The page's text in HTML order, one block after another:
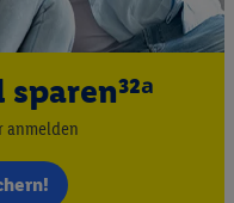
anmelden